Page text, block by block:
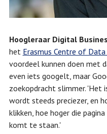
Hoogleraar Digital
het Erasmus Centre of
voordeel kunnen doen met
even iets googelt, maar
zoekopdracht slimmer. 'Het
wordt steeds preciezer, en
klikken, hoe hoger die
komt te staan.'